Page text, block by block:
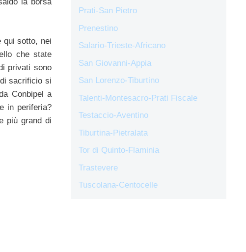
qui sotto, nei
che state
privati sono
sacrificio si
Conbipel a
in periferia?
più grand di
Prati-San Pietro
Prenestino
Salario-Trieste-Africano
San Giovanni-Appia
San Lorenzo-Tiburtino
Talenti-Montesacro-Prati Fiscale
Testaccio-Aventino
Tiburtina-Pietralata
Tor di Quinto-Flaminia
Trastevere
Tuscolana-Centocelle